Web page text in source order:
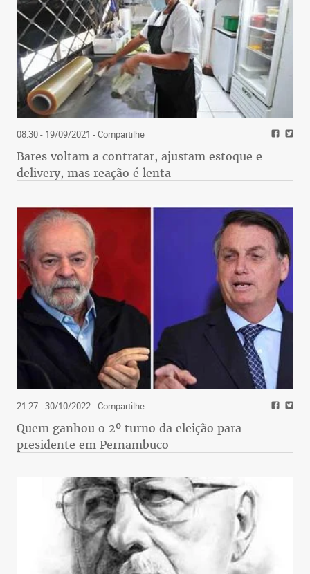
08:30 - 19/09/2021 - Compartilhe
Bares voltam a contratar, ajustam estoque e
delivery, mas reação é lenta
21:27 - 30/10/2022- Compartilhe
Quem ganhou o 2º turno da eleição para
presidente em Pernambuco